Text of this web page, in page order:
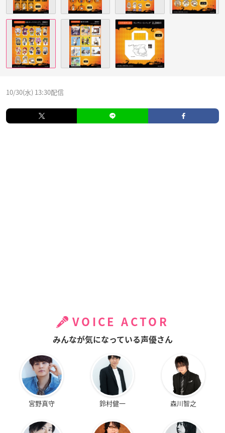
10/30(水) 13:30配信
VOICE ACTOR
みんなが気になっている声優さん
宮野真守 鈴村健一 森川智之